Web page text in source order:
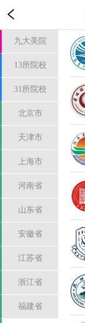
九大美院
13所院校
31所院校
北京市
天津市
上海市
河南省
山东省
安徽省
江苏省
浙江省
福建省